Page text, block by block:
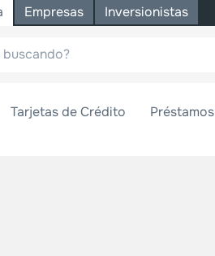
Empresas Inversionistas
Tarjetas de Crédito Préstamos